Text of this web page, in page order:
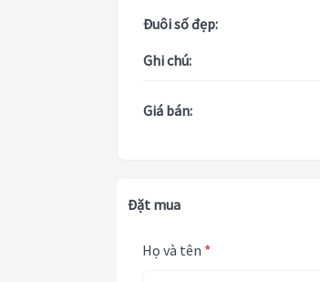
Đuôi số đẹp:
Ghi chú:
Giá bán:
Đặt mua
Họ và tên *